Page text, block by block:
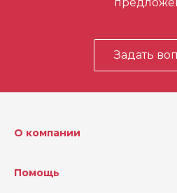
Задать
О компании
Помощь